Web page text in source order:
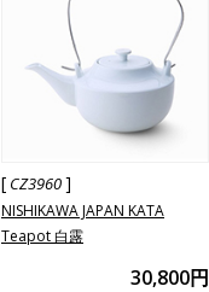
[ CZ3960]
NISHIKAWA JAPAN KATA
Teapot 白露
30,800円